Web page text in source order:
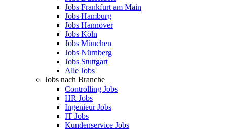
Jobs Frankfurt am Main
Jobs Hamburg
Jobs Hannover
Jobs Köln
Jobs München
Jobs Nürnberg
Jobs Stuttgart
Alle Jobs
Jobs nach Branche
Controlling Jobs
HR Jobs
Ingenieur Jobs
IT Jobs
Kundenservice Jobs